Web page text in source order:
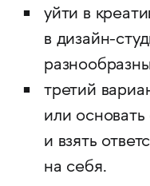
уйти в
в дизайн-
третий
или
и взять
на себя.